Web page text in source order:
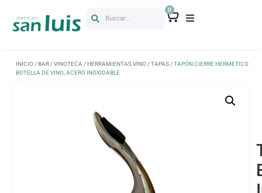
Buscar...
0
INICIO /BAR /VINOTECA /HERRAMIENTAS VINO /TAPAS / TAPÓN CIERRE HERMETICO
BOTELLA DE VINO, ACERO INOXIDABLE